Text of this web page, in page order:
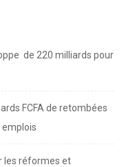
de 220 milliards pour
FCFA de retombées
les réformes et